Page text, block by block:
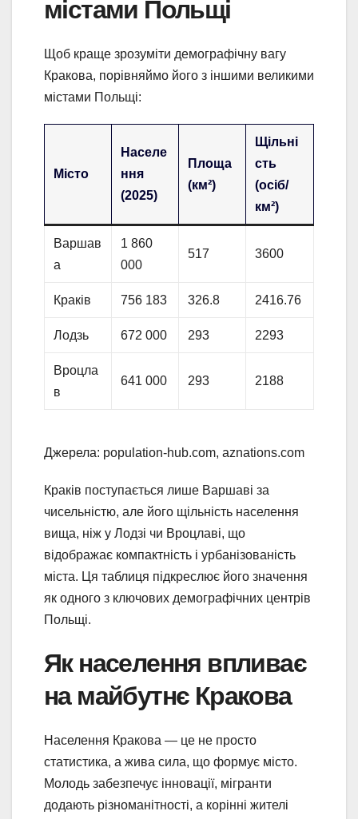
містами Польщі
Щоб краще зрозуміти демографічну вагу
Кракова, порівняймо його з іншими великими
містами Польщі:
Місто
Населе
ння
(2025)
Площа
(км²)
Щільні
сть
(осіб/
км²)
Варшав
а
1 860
000
517 3600
Краків 756 183 326.8 2416.76
Лодзь 672 000 293 2293
Вроцла
в
641 000 293 2188
Джерела: population-hub.com, aznations.com
Краків поступається лише Варшаві за
чисельністю, але його щільність населення
вища, ніж у Лодзі чи Вроцлаві, що
відображає компактність і урбанізованість
міста. Ця таблиця підкреслює його значення
як одного з ключових демографічних центрів
Польщі.
Як населення впливає
на майбутнє Кракова
Населення Кракова — це не просто
статистика, а жива сила, що формує місто.
Молодь забезпечує інновації, мігранти
додають різноманітності, а корінні жителі